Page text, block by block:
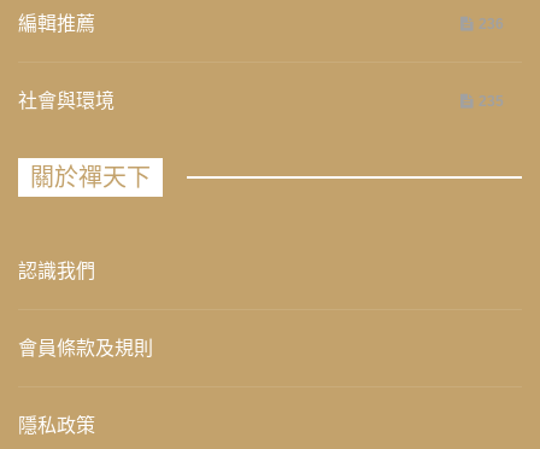
編輯推薦 236
社會與環境 235
關於禪天下
認識我們
會員條款及規則
隱私政策